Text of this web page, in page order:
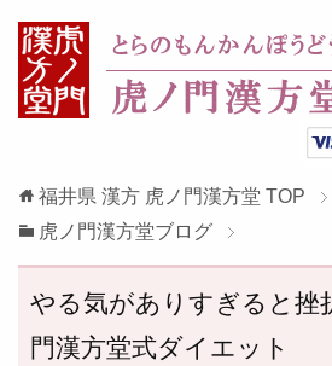
福井県 漢方 虎ノ門漢方堂 TOP
虎ノ門漢方堂ブログ
やる気がありすぎると挫
門漢方堂式ダイエット